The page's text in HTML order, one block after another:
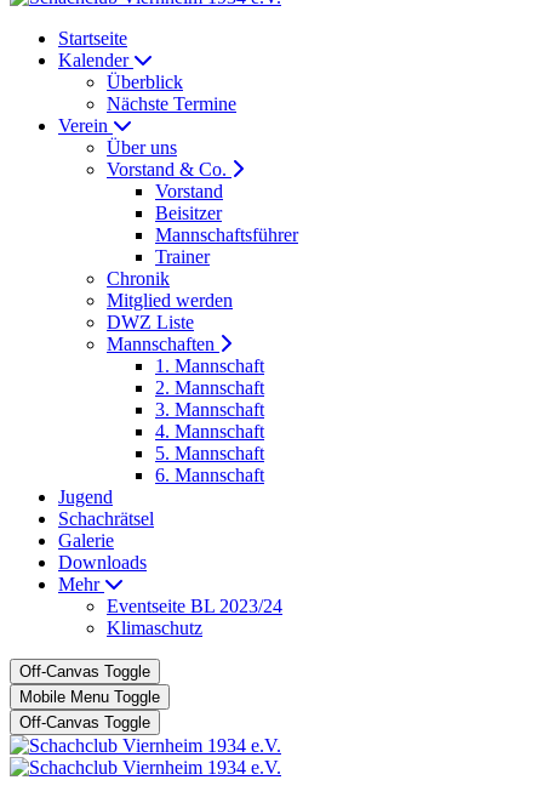
Startseite
Kalender
Überblick
Nächste Termine
Verein
Über uns
Vorstand & Co.
Vorstand
Beisitzer
Mannschaftsführer
Trainer
Chronik
Mitglied werden
DWZ Liste
Mannschaften
1. Mannschaft
2. Mannschaft
3. Mannschaft
4. Mannschaft
5. Mannschaft
6. Mannschaft
Jugend
Schachrätsel
Galerie
Downloads
Mehr
Eventseite BL 2023/24
Klimaschutz
Off-Canvas Toggle
Mobile Menu Toggle
Off-Canvas Toggle